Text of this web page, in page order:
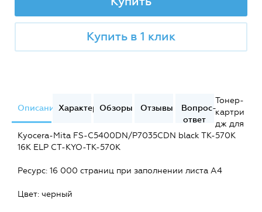
Купить в 1 клик
ОписаниеХарактеристики
Обзоры Отзывы
Вопрос-
ответ
Тонер-
картри
дж для
Kyocera-Mita FS-C5400DN/P7035CDN black TK-570K
16K ELP CT-KYO-TK-570K
Ресурс: 16 000 страниц при заполнении листа А4
Цвет: черный